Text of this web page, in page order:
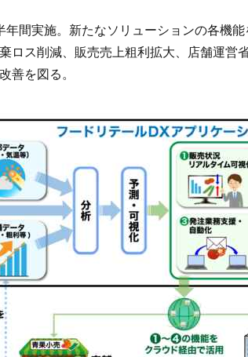
間実施。新たなソリューションの各機
ロス削減、販売売上粗利拡大、店舗運営
善を図る。